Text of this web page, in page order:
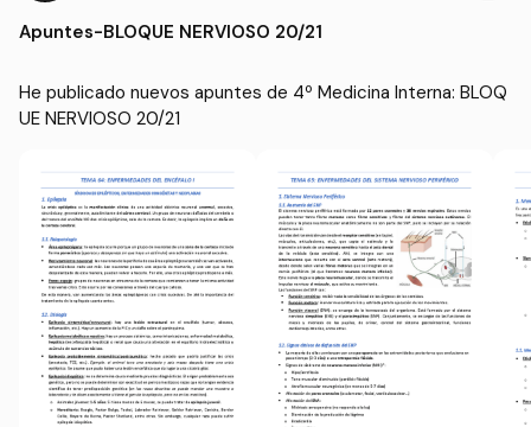
Apuntes-BLOQUE NERVIOSO 20/21
He publicado nuevos apuntes de 4º Medicina Interna: BLOQ
UE NERVIOSO 20/21